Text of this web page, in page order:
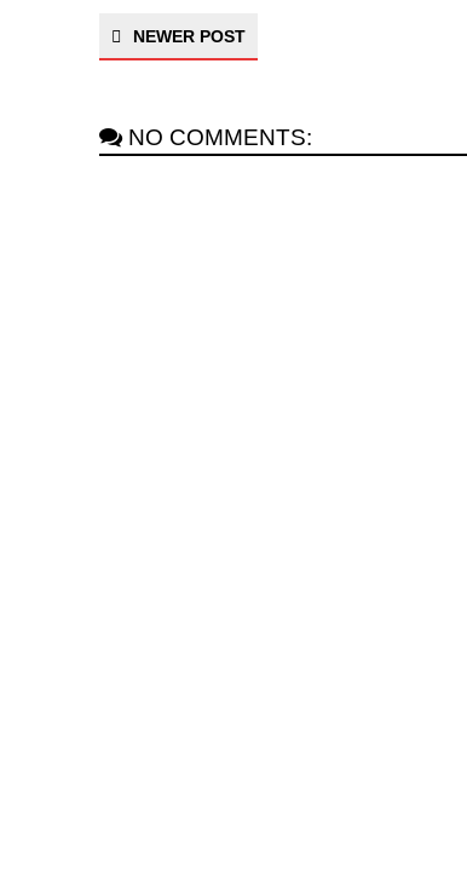
NEWER POST
NO COMMENTS: